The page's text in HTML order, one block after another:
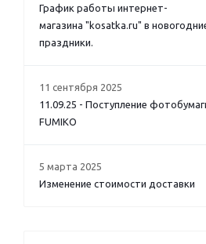
График работы интернет-
магазина "kosatka.ru" в
праздники.
11 сентября 2025
11.09.25 - Поступление
FUMIKO
5 марта 2025
Изменение стоимости доставки